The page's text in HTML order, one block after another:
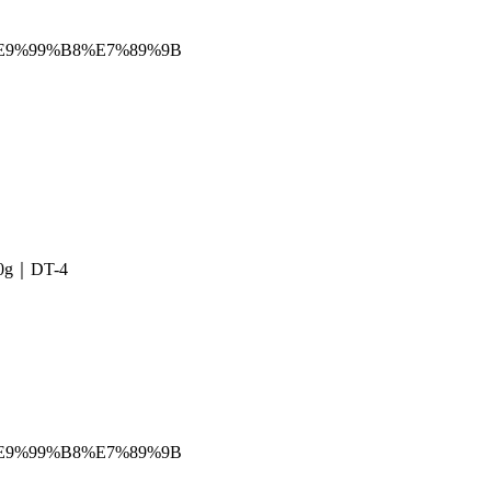
｜DT-4